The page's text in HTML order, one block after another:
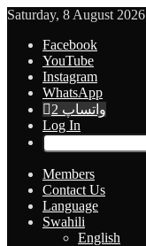
Saturday, 8 August 2026
Facebook
YouTube
Instagram
WhatsApp
واتساپ 2
Log In
Members
Contact Us
Language
Swahili
English